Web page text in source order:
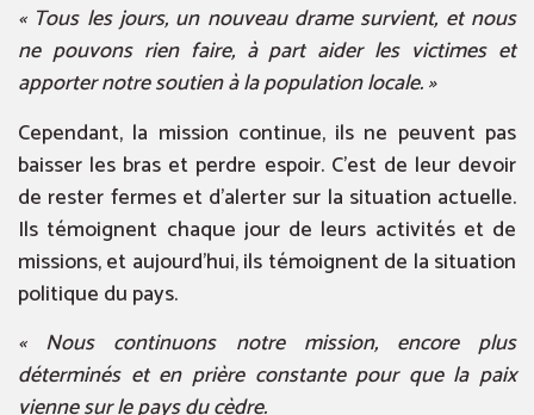
« Tous les jours, un nouveau drame survient, et nous
ne pouvons rien faire, à part aider les victimes et
apporter notre soutien à la population locale. »
Cependant, la mission continue, ils ne peuvent pas
baisser les bras et perdre espoir. C’est de leur devoir
de rester fermes et d’alerter sur la situation actuelle.
Ils témoignent chaque jour de leurs activités et de
missions, et aujourd’hui, ils témoignent de la situation
politique du pays.
« Nous continuons notre mission, encore plus
déterminés et en prière constante pour que la paix